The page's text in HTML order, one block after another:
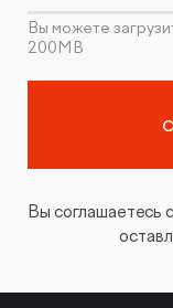
Вы можете
200MB
Вы соглашаетесь с